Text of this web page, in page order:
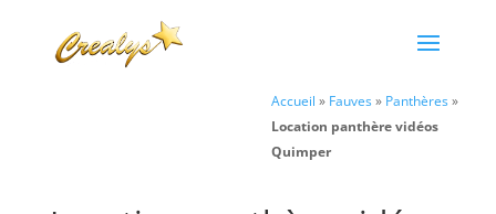
Accueil » Fauves» Panthères»
Location panthère vidéos
Quimper